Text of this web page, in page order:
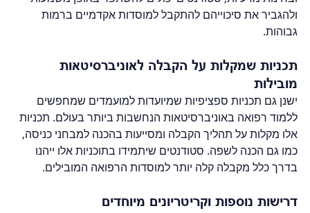
ולהגביר את סיכוייהם להתקבל למוסדות אקדמיים ברמות
גבוהות.
תכניות שמקלות על הקבלה לאוניברסיטאות
מובילות
ישנן גם תכניות ספציפיות שמיועדות למועמדים שמחפשים
ללמוד רפואה באוניברסיטאות הנחשבות ביותר בעולם. תכניות
אלו מקלות על תהליך הקבלה ומסייעות בהכנה למבחני כניסה,
כמו גם הכנה לשפה. סטודנטים שיתמידו בתוכניות אלו ייהנו
בדרך כלל מקבלה קלה יותר למוסדות הרפואה המובילים.
דרישות נוספות וקריטריונים מיוחדים